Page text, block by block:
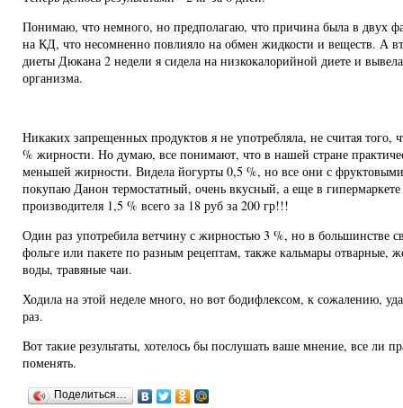
Понимаю, что немного, но предполагаю, что причина была в двух
на КД, что несомненно повлияло на обмен жидкости и веществ. А
диеты Дюкана 2 недели я сидела на низкокалорийной диете и
организма.
Никаких запрещенных продуктов я не употребляла, не считая того,
% жирности. Но думаю, все понимают, что в нашей стране
меньшей жирности. Видела йогурты 0,5 %, но все они с
покупаю Данон термостатный, очень вкусный, а еще в
производителя 1,5 % всего за 18 руб за 200 гр!!!
Один раз употребила ветчину с жирностью 3 %, но в большинстве
фольге или пакете по разным рецептам, также кальмары отварные,
воды, травяные чаи.
Ходила на этой неделе много, но вот бодифлексом, к сожалению,
раз.
Вот такие результаты, хотелось бы послушать ваше мнение, все ли
поменять.
Поделиться…